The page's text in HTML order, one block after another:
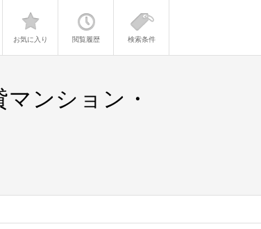
お気に入り 閲覧履歴 検索条件
ンション・